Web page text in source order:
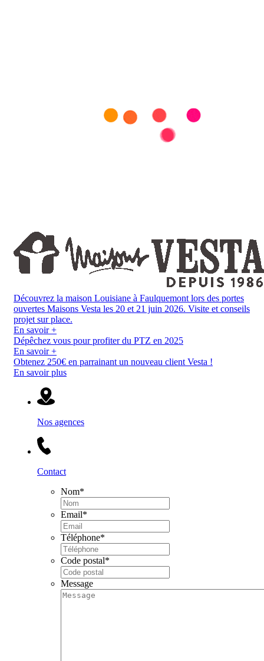
Découvrez la maison Louisiane à Faulquemont lors des portes
ouvertes Maisons Vesta les 20 et 21 juin 2026. Visite et conseils
projet sur place.
En savoir +
Dépêchez vous pour profiter du PTZ en 2025
En savoir +
Obtenez 250€ en parrainant un nouveau client Vesta !
En savoir plus
Nos agences
Contact
Nom*
Email*
Téléphone*
Code postal*
Message